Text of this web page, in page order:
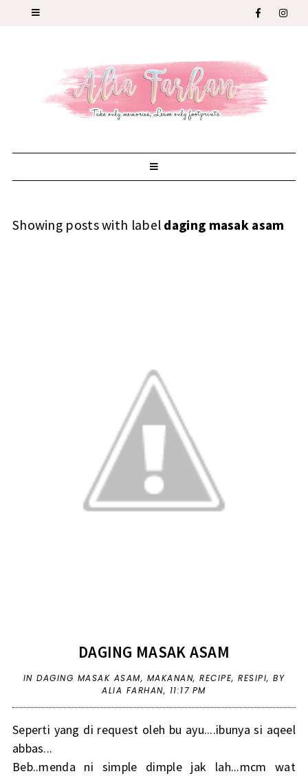
Showing posts with label daging masak asam
DAGING MASAK ASAM
INDAGING MASAK ASAM, MAKANAN,RECIPE,RESIPI,BY
ALIA FARHAN, 11:17 PM
Seperti yang di request oleh bu ayu....ibunya si aqeel
abbas...
Beb..menda ni simple dimple jak lah...mcm wat